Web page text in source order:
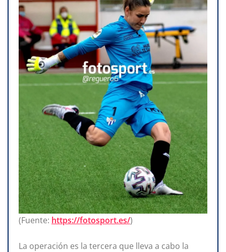
(Fuente: https://fotosport.es/)
La operación es la tercera que lleva a cabo la